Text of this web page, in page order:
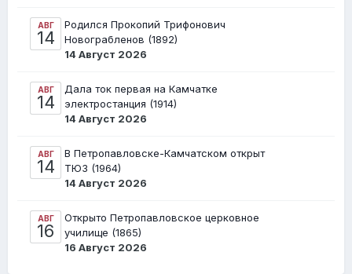
АВГ
14
Родился Прокопий Трифонович
Новограбленов (1892)
14 Август 2026
АВГ
14
Дала ток первая на Камчатке
электростанция (1914)
14 Август 2026
АВГ
14
В Петропавловске-Камчатском открыт
ТЮЗ (1964)
14 Август 2026
АВГ
16
Открыто Петропавловское церковное
училище (1865)
16 Август 2026